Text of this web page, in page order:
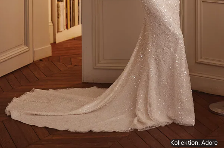
Kollektion: Adore